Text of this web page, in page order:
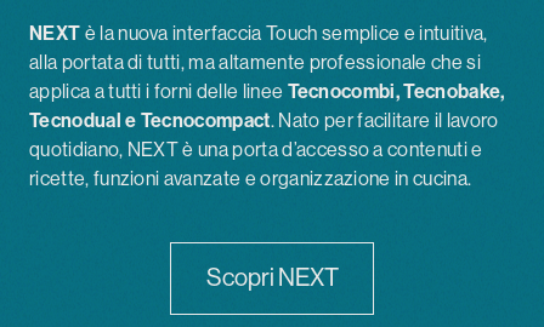
NEXT è la nuova interfaccia Touch semplice e intuitiva,
alla portata di tutti, ma altamente professionale che si
applica a tutti i forni delle linee Tecnocombi, Tecnobake,
Tecnodual e Tecnocompact. Nato per facilitare il lavoro
quotidiano, NEXT è una porta d’accesso a contenuti e
ricette, funzioni avanzate e organizzazione in cucina.
Scopri NEXT